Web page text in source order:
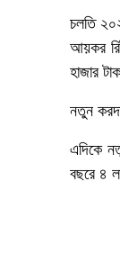
চলতি
আয়কর
হাজার
নতুন
এদিকে
বছরে ৪